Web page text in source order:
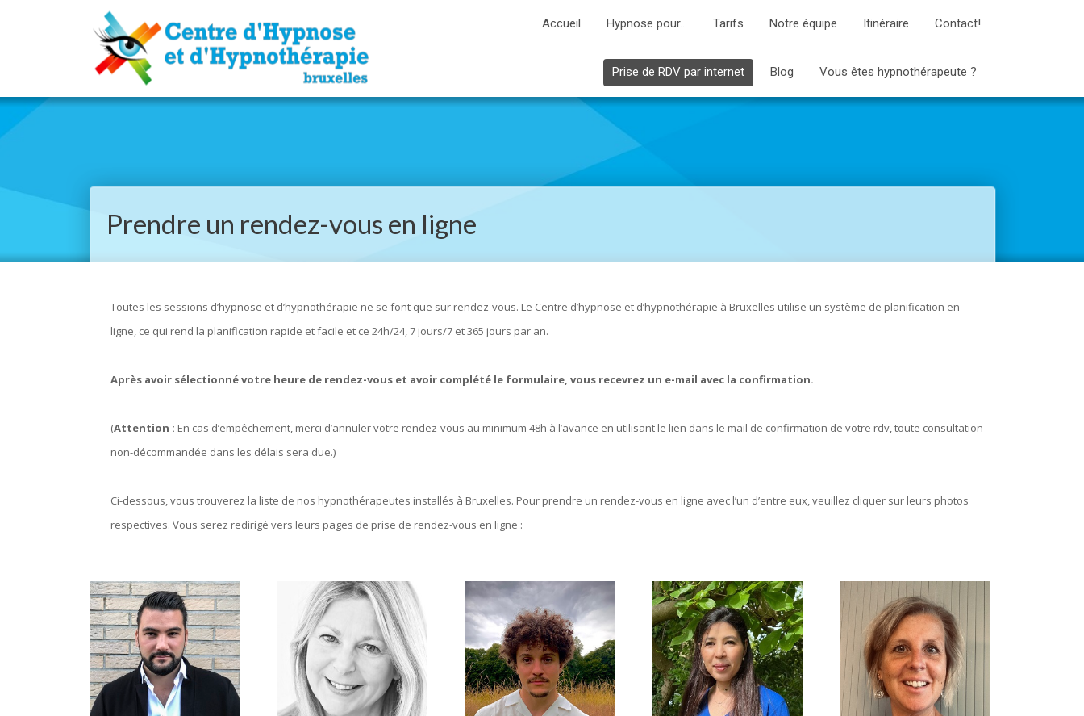
Accueil Hypnose pour… Tarifs Notre équipe Itinéraire Contact!
Prise de RDV par internet Blog Vous êtes hypnothérapeute ?
Prendre un rendez-vous en ligne
Toutes les sessions d’hypnose et d’hypnothérapie ne se font que sur rendez-vous. Le Centre d’hypnose et d’hypnothérapie à Bruxelles utilise un système de planification en
ligne, ce qui rend la planification rapide et facile et ce 24h/24, 7 jours/7 et 365 jours par an.
Après avoir sélectionné votre heure de rendez-vous et avoir complété le formulaire, vous recevrez un e-mail avec la confirmation.
(Attention : En cas d’empêchement, merci d’annuler votre rendez-vous au minimum 48h à l’avance en utilisant le lien dans le mail de confirmation de votre rdv, toute consultation
non-décommandée dans les délais sera due.)
Ci-dessous, vous trouverez la liste de nos hypnothérapeutes installés à Bruxelles. Pour prendre un rendez-vous en ligne avec l’un d’entre eux, veuillez cliquer sur leurs photos
respectives. Vous serez redirigé vers leurs pages de prise de rendez-vous en ligne :